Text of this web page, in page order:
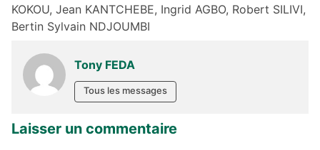
KOKOU, Jean KANTCHEBE, Ingrid AGBO, Robert SILIVI,
Bertin Sylvain NDJOUMBI
Tony FEDA
Tous les messages
Laisser un commentaire